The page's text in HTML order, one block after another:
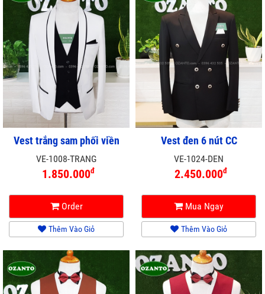
Vest trắng sam phối viền
VE-1008-TRANG
1.850.000đ
Order
Thêm Vào Giỏ
Vest đen 6 nút CC
VE-1024-DEN
2.450.000đ
Mua Ngay
Thêm Vào Giỏ